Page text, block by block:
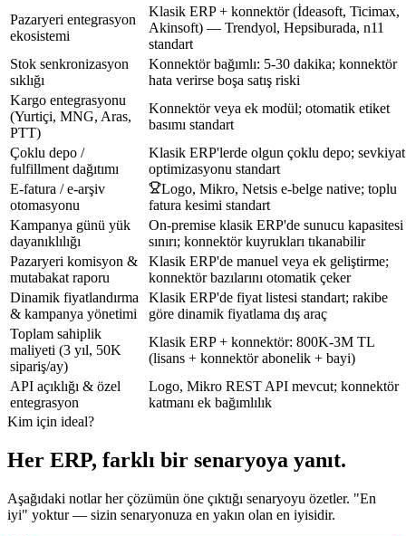
Pazaryeri entegrasyon
ekosistemi
Klasik ERP + konnektör (İdeasoft, Ticimax,
Akinsoft) — Trendyol, Hepsiburada, n11
standart
Stok senkronizasyon
sıklığı
Konnektör bağımlı: 5-30 dakika; konnektör
hata verirse boşa satış riski
Kargo entegrasyonu
(Yurtiçi, MNG, Aras,
PTT)
Konnektör veya ek modül; otomatik etiket
basımı standart
Çoklu depo /
fulfillment dağıtımı
Klasik ERP'lerde olgun çoklu depo; sevkiyat
optimizasyonu standart
E-fatura / e-arşiv
otomasyonu
Logo, Mikro, Netsis e-belge native; toplu
fatura kesimi standart
Kampanya günü yük
dayanıklılığı
On-premise klasik ERP'de sunucu kapasitesi
sınırı; konnektör kuyrukları tıkanabilir
Pazaryeri komisyon &
mutabakat raporu
Klasik ERP'de manuel veya ek geliştirme;
konnektör bazılarını otomatik çeker
Dinamik fiyatlandırma
& kampanya yönetimi
Klasik ERP'de fiyat listesi standart; rakibe
göre dinamik fiyatlama dış araç
Toplam sahiplik
maliyeti (3 yıl, 50K
sipariş/ay)
Klasik ERP + konnektör: 800K-3M TL
(lisans + konnektör abonelik + bayi)
API açıklığı & özel
entegrasyon
Logo, Mikro REST API mevcut; konnektör
katmanı ek bağımlılık
Kim için ideal?
Her ERP, farklı bir senaryoya yanıt.
Aşağıdaki notlar her çözümün öne çıktığı senaryoyu özetler. "En
iyi" yoktur — sizin senaryonuza en yakın olan en iyisidir.